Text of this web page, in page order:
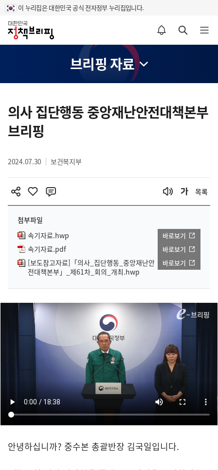
이 누리집은 대한민국 공식 전자정부 누리집입니다.
홈
알림설정 바로가기 검색 바로가기 메뉴 열기
브리핑 자료
텐
츠
영
의사 집단행동 중앙재난안전대책본부
브리핑
2024.07.30 보건복지부
목록
첨부파일
속기자료.hwp
바로보기
속기자료.pdf 바로보기
[보도참고자료]「의사_집단행동_중앙재난안
전대책본부」_제61차_회의_개최.hwp
바로보기
안녕하십니까? 중수본 총괄반장 김국일입니다.